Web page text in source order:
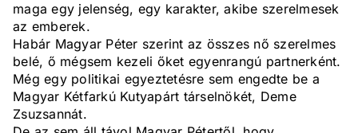
maga egy jelenség, egy karakter, akibe szerelmesek
az emberek.
Habár Magyar Péter szerint az összes nő szerelmes
belé, ő mégsem kezeli őket egyenrangú partnerként.
Még egy politikai egyeztetésre sem engedte be a
Magyar Kétfarkú Kutyapárt társelnökét, Deme
Zsuzsannát.